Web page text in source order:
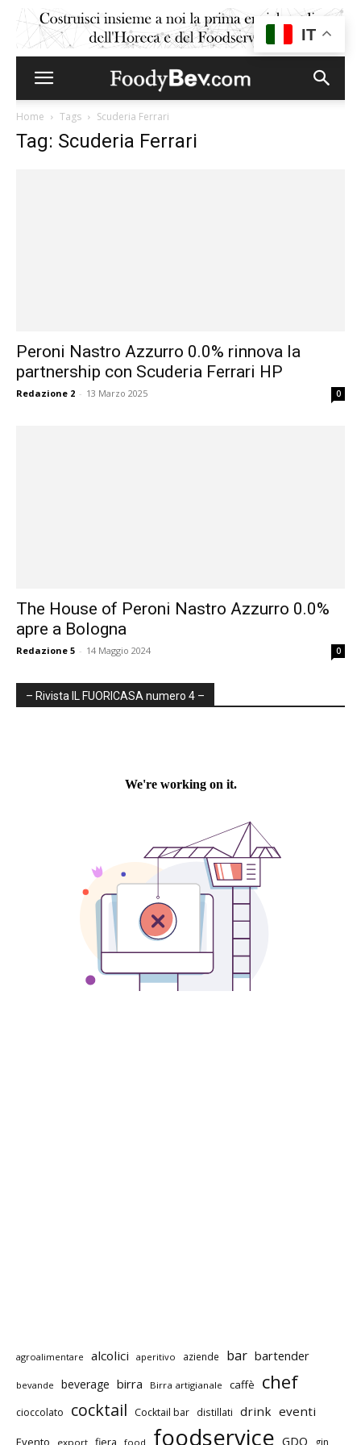
Home Tags Scuderia Ferrari
Tag: Scuderia Ferrari
Peroni Nastro Azzurro 0.0% rinnova la
partnership con Scuderia Ferrari HP
Redazione 2 - 13 Marzo 2025 0
The House of Peroni Nastro Azzurro 0.0%
apre a Bologna
Redazione 5 - 14 Maggio 2024 0
– Rivista IL FUORICASA numero 4 –
agroalimentare alcolici aperitivo aziende bar bartender
bevande beverage birra Birra artigianale caffè chef
cioccolato cocktail Cocktail bar distillati drink eventi
Evento export fiera food foodservice GDO gin
IT